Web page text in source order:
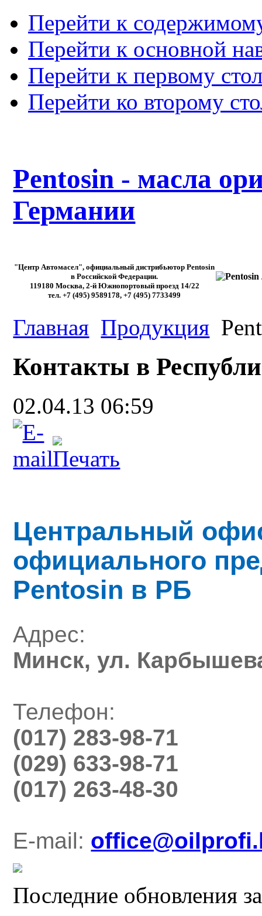
Перейти к
Перейти к основной
Перейти к первому
Перейти ко второму
Pentosin - масла
Германии
"Центр Автомасел", официальный дистрибьютор Pentosin
в Российской Федерации.
119180 Москва, 2-й Южнопортовый проезд 14/22
тел. +7 (495) 9589178, +7 (495) 7733499
Главная Продукция
Контакты в
02.04.13 06:59
Центральный
официального
Pentosin в РБ
Адрес:
Минск, ул.
Телефон:
(017) 283-98-71
(029) 633-98-71
(017) 263-48-30
E-mail:
Последние обновления